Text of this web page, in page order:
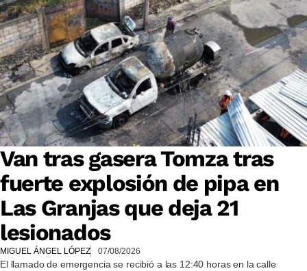
Van tras gasera Tomza tras
fuerte explosión de pipa en
Las Granjas que deja 21
lesionados
MIGUEL ÁNGEL LÓPEZ 07/08/2026
El llamado de emergencia se recibió a las 12:40 horas en la calle